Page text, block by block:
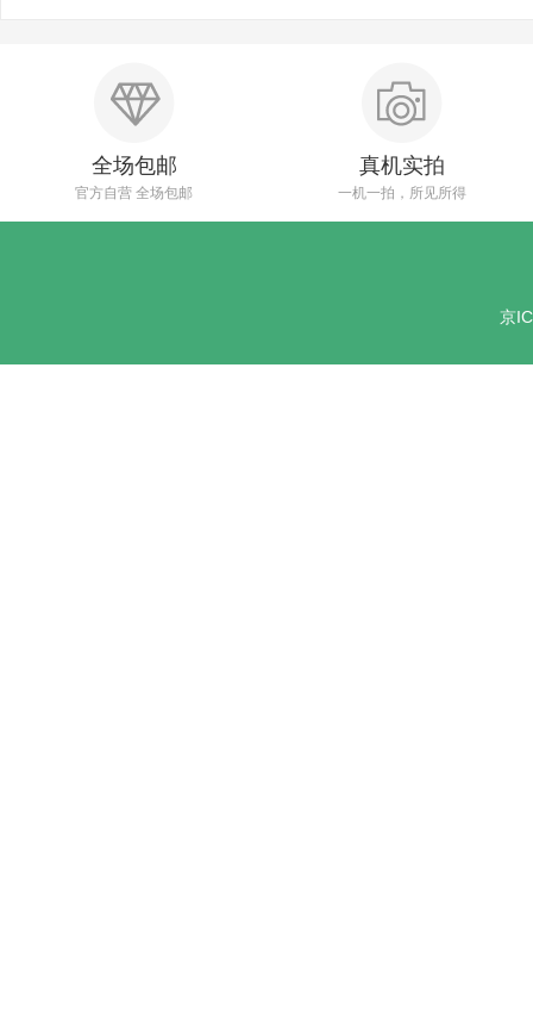
全场包邮
官方自营 全场包邮
真机实拍
一机一拍，所见所得
京